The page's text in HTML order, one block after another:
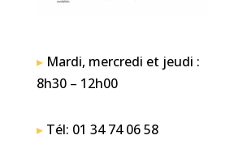
▸Mardi, mercredi et jeudi :
8h30 – 12h00
▸Tél: 01 34 74 06 58